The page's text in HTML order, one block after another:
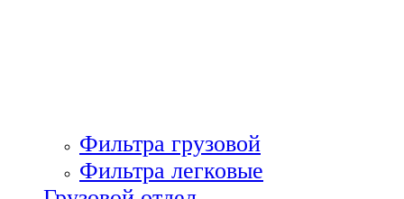
Фильтра грузовой
Фильтра легковые